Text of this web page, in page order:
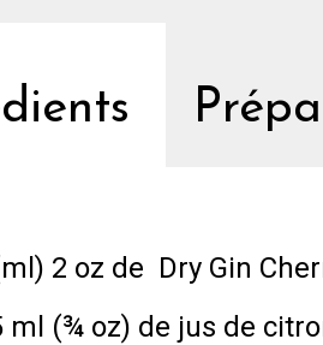
2 oz de Dry Gin
ml (¾ oz) de jus de